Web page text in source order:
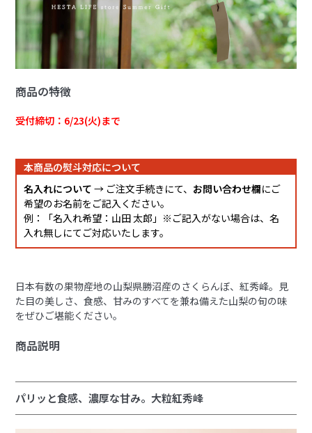
商品の特徴
受付締切：6/23(火)まで
本商品の熨斗対応について
名入れについて → ご注文手続きにて、 お問い合わせ欄にご
希望のお名前をご記入ください。
例：「名入れ希望：山田 太郎」※ご記入がない場合は、名
入れ無しにてご対応いたします。
日本有数の果物産地の山梨県勝沼産のさくらんぼ、紅秀峰。見
た目の美しさ、食感、甘みのすべてを兼ね備えた山梨の旬の味
をぜひご堪能ください。
商品説明
パリッと食感、濃厚な甘み。大粒紅秀峰